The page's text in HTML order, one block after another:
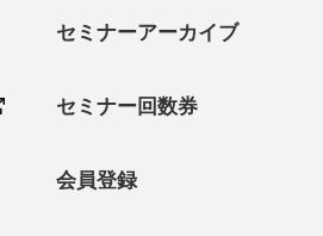
セミナーアーカイブ
セミナー回数券
会員登録